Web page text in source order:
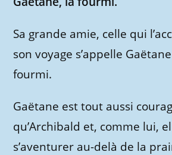
Sa grande amie, celle qui
son voyage s’appelle
fourmi.
Gaëtane est tout aussi
qu’Archibald et, comme lui,
s’aventurer au-delà de la